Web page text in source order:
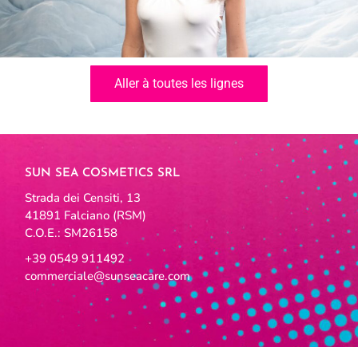
Aller à toutes les lignes
SUN SEA COSMETICS SRL
Strada dei Censiti, 13
41891 Falciano (RSM)
C.O.E.: SM26158
+39 0549 911492
commerciale@sunseacare.com